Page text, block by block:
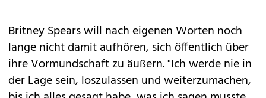
BritneySpearswill nach eigenen Worten noch
lange nicht damit aufhören, sich öffentlich über
ihre Vormundschaft zu äußern. "Ich werde nie in
der Lage sein, loszulassen und weiterzumachen,